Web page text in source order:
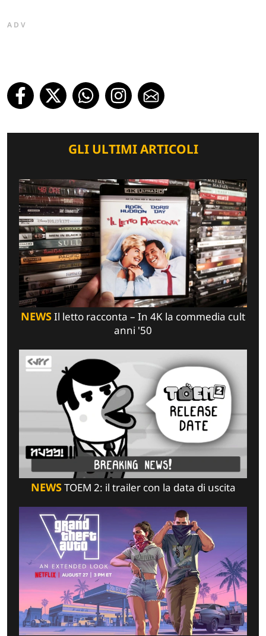
ADV
GLI ULTIMI ARTICOLI
NEWSIl letto racconta – In 4K la commedia cult
anni '50
NEWSTOEM 2: il trailer con la data di uscita